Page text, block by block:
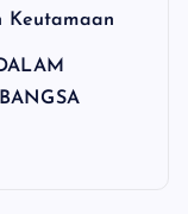
Keutamaan